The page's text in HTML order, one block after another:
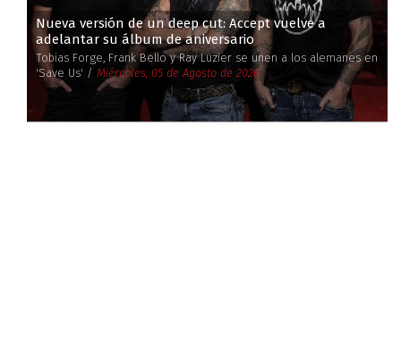
Nueva versión de un deep cut: Accept vuelve a
adelantar su álbum de aniversario
Tobias Forge, Frank Bello y Ray Luzier se unen a los alemanes en
'Save Us' / Miércoles, 05 de Agosto de 2026